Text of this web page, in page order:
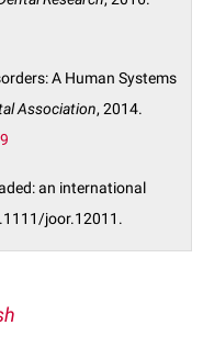
A Human Systems
Association, 2014.
an international
joor.12011.